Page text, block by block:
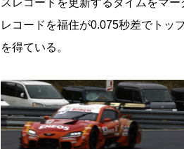
スレコードを更新するタイムをマ
レコードを福住が0.075秒差でトッ
を得ている。